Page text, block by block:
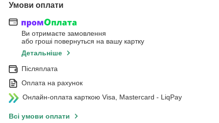
Умови оплати
Ви отримаєте замовлення
або гроші повернуться на вашу картку
Детальніше
Післяплата
Оплата на рахунок
Онлайн-оплата карткою Visa, Mastercard - LiqPay
Всі умови оплати